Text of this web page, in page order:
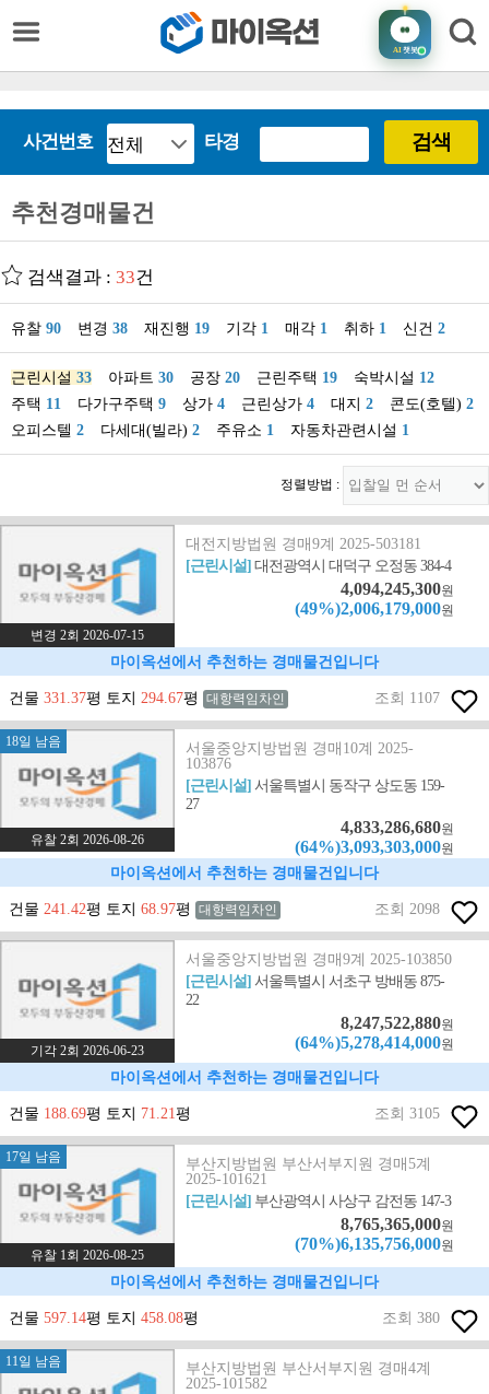
AI챗봇
사건번호 타경 검색
추천경매물건
검색결과 : 33건
유찰 90 변경 38 재진행 19 기각 1 매각 1 취하 1 신건 2
근린시설 33 아파트 30 공장 20 근린주택 19 숙박시설 12
주택 11 다가구주택 9 상가 4 근린상가 4 대지 2 콘도(호텔) 2
오피스텔 2 다세대(빌라) 2 주유소 1 자동차관련시설 1
정렬방법 :
변경 2회 2026-07-15
대전지방법원 경매9계 2025-503181
[근린시설]대전광역시 대덕구 오정동 384-4
4,094,245,300원
(49%)2,006,179,000원
마이옥션에서 추천하는 경매물건입니다
건물 331.37평 토지 294.67평 대항력임차인 조회 1107
18일 남음
유찰 2회 2026-08-26
서울중앙지방법원 경매10계 2025-
103876
[근린시설]서울특별시 동작구 상도동 159-
27
4,833,286,680원
(64%)3,093,303,000원
마이옥션에서 추천하는 경매물건입니다
건물 241.42평 토지 68.97평 대항력임차인 조회 2098
기각 2회 2026-06-23
서울중앙지방법원 경매9계 2025-103850
[근린시설]서울특별시 서초구 방배동 875-
22
8,247,522,880원
(64%)5,278,414,000원
마이옥션에서 추천하는 경매물건입니다
건물 188.69평 토지 71.21평 조회 3105
17일 남음
유찰 1회 2026-08-25
부산지방법원 부산서부지원 경매5계
2025-101621
[근린시설] 부산광역시 사상구 감전동 147-3
8,765,365,000원
(70%)6,135,756,000원
마이옥션에서 추천하는 경매물건입니다
건물 597.14평 토지 458.08평 조회 380
11일 남음
부산지방법원 부산서부지원 경매4계
2025-101582